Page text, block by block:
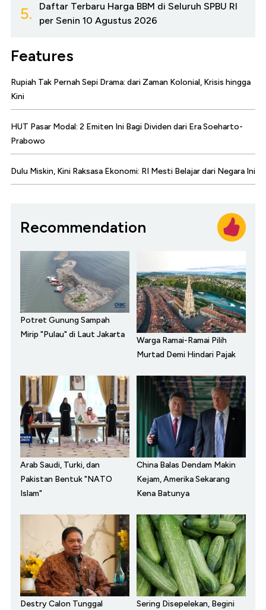
5.
Daftar Terbaru Harga BBM di Seluruh SPBU RI
per Senin 10 Agustus 2026
Features
Rupiah Tak Pernah Sepi Drama: dari Zaman Kolonial, Krisis hingga
Kini
HUT Pasar Modal: 2 Emiten Ini Bagi Dividen dari Era Soeharto-
Prabowo
Dulu Miskin, Kini Raksasa Ekonomi: RI Mesti Belajar dari Negara Ini
Recommendation
Potret Gunung Sampah
Mirip "Pulau" di Laut Jakarta
Warga Ramai-Ramai Pilih
Murtad Demi Hindari Pajak
Arab Saudi, Turki, dan
Pakistan Bentuk "NATO
Islam"
China Balas Dendam Makin
Kejam, Amerika Sekarang
Kena Batunya
Destry Calon Tunggal
Sering Disepelekan, Begini